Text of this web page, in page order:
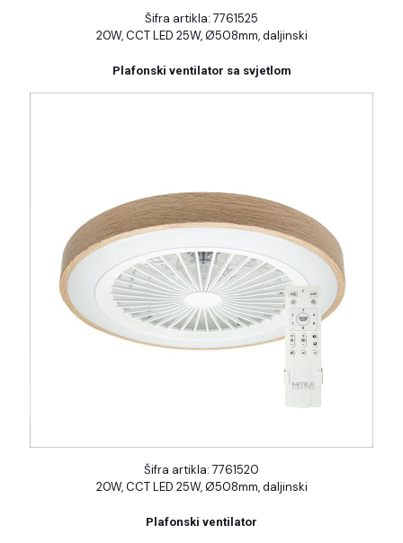
Šifra artikla: 7761525
20W, CCT LED 25W, Ø508mm, daljinski
Plafonski ventilator sa svjetlom
Šifra artikla: 7761520
20W, CCT LED 25W, Ø508mm, daljinski
Plafonski ventilator